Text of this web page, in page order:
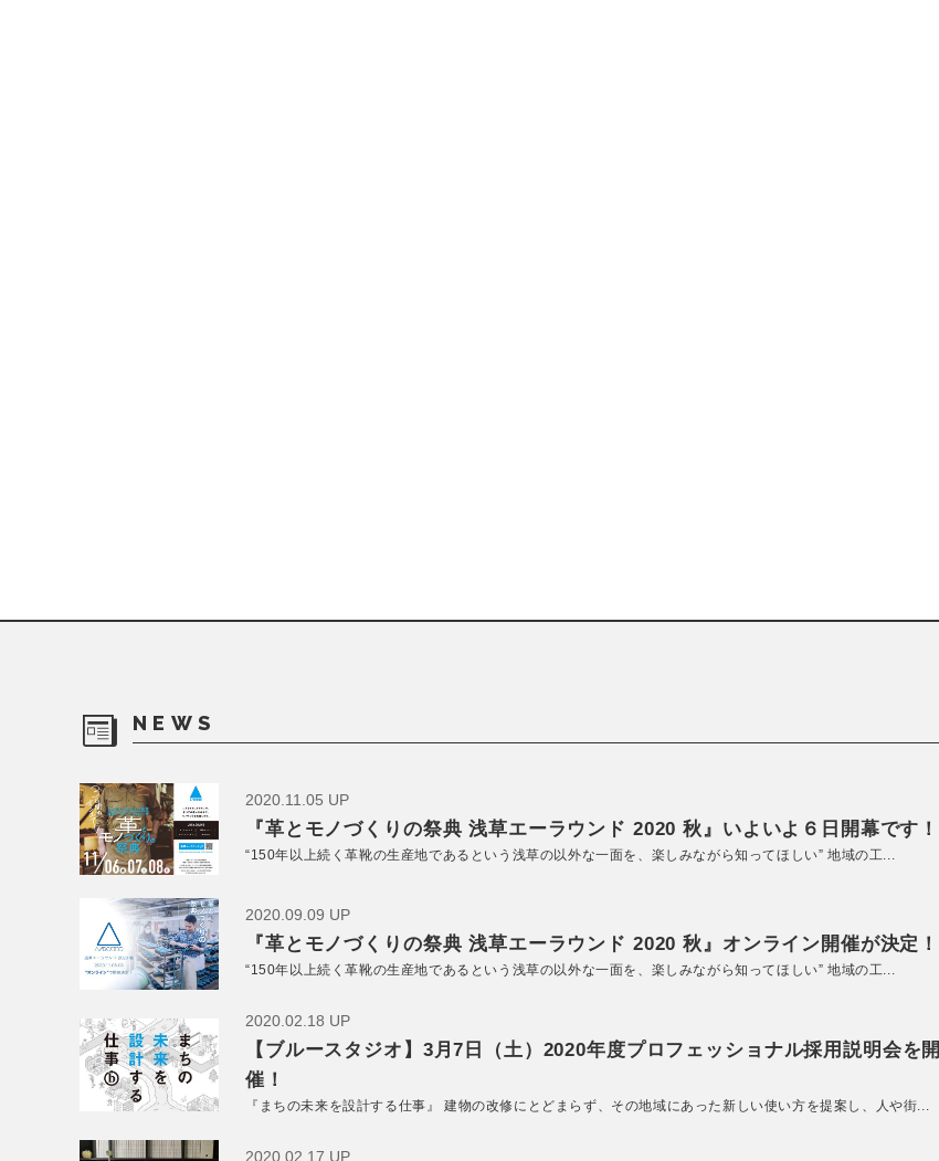
NEWS
2020.11.05 UP
『革とモノづくりの祭典 浅草エーラウンド 2020 秋』いよいよ６日開幕です！
“150年以上続く革靴の生産地であるという浅草の以外な一面を、楽しみながら知ってほしい” 地域の工...
2020.09.09 UP
『革とモノづくりの祭典 浅草エーラウンド 2020 秋』オンライン開催が決定！
“150年以上続く革靴の生産地であるという浅草の以外な一面を、楽しみながら知ってほしい” 地域の工...
2020.02.18 UP
【ブルースタジオ】3月7日（土）2020年度プロフェッショナル採用説明会を開
催！
『まちの未来を設計する仕事』 建物の改修にとどまらず、その地域にあった新しい使い方を提案し、人や街...
2020.02.17 UP